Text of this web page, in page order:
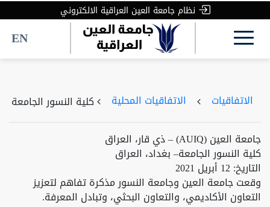
نظام جامعة العين العراقية الالكتروني
EN
الاتفاقيات الاتفاقيات المحلية
كلية النسور الجامعة
جامعة العين (AUIQ) – ذي قار، العراق
كلية النسور الجامعة– بغداد، العراق
التاريخ: 12 أبريل 2021
وقعت جامعة العين وجامعة النسور مذكرة تفاهم لتعزيز
التعاون الأكاديمي، والتعاون البحثي، وتبادل المعرفة.